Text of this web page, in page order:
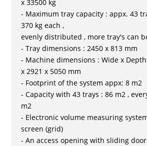
x 33500 kg
- Maximum tray capacity : appx. 43
370 kg each ,
evenly distributed , more tray's can
- Tray dimensions : 2450 x 813 mm
- Machine dimensions : Wide x
x 2921 x 5050 mm
- Footprint of the system appx: 8 m2
- Capacity with 43 trays : 86 m2 ,
m2
- Electronic volume measuring
screen (grid)
- An access opening with sliding